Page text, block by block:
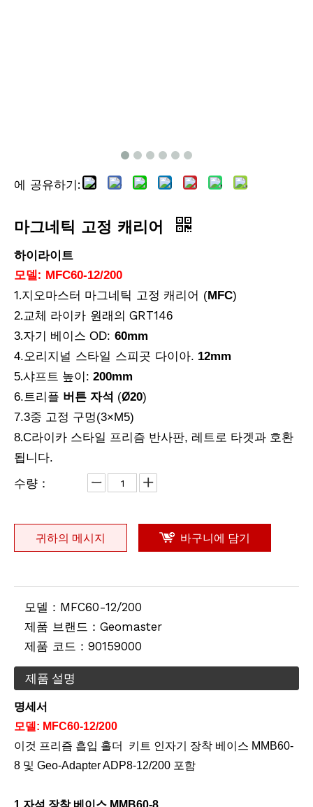
에 공유하기:
마그네틱 고정 캐리어
하이라이트
모델: MFC60-12/200
1.지오마스터 마그네틱 고정 캐리어 (MFC)
2.교체 라이카 원래의 GRT146
3.자기 베이스 OD: 60mm
4.오리지널 스타일 스피곳 다이아. 12mm
5.샤프트 높이: 200mm
6.트리플 버튼 자석 (Ø20)
7.3중 고정 구멍(3×M5)
8.C라이카 스타일 프리즘 반사판, 레트로 타겟과 호환
됩니다.
수량：
귀하의 메시지 바구니에 담기
모델： MFC60-12/200
제품 브랜드： Geomaster
제품 코드： 90159000
제품 설명
명세서
모델: MFC60-12/200
이것 프리즘 흡입 홀더 키트 인자기 장착 베이스 MMB60-
8 및 Geo-Adapter ADP8-12/200 포함